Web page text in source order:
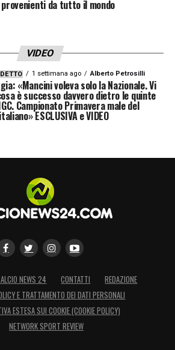
da tutto il mondo
VIDEO
1 settimana ago Alberto Petrosilli
«Mancini voleva solo la Nazionale. Vi
è successo davvero dietro le quinte
Campionato Primavera male del
ESCLUSIVA e VIDEO
NEWS 24 CONTATTI
REDAZIONE
E TRATTAMENTO DEI DATI PERSONALI
ESTESA SUI COOKIE (COOKIE POLICY)
NETWORK SPORT REVIEW